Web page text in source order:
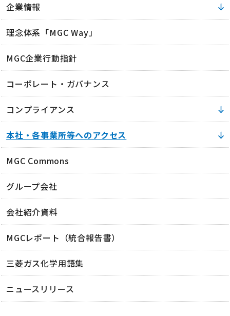
企業情報
理念体系「MGC Way」
MGC企業行動指針
コーポレート・ガバナンス
コンプライアンス
本社・各事業所等へのアクセス
MGC Commons
グループ会社
会社紹介資料
MGCレポート（統合報告書）
三菱ガス化学用語集
ニュースリリース